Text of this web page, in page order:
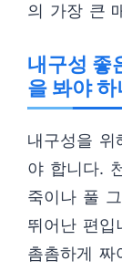
의 가장 큰
내구성 좋
을 봐야 하
내구성을 위
야 합니다.
죽이나 풀
뛰어난 편입
촘촘하게 짜